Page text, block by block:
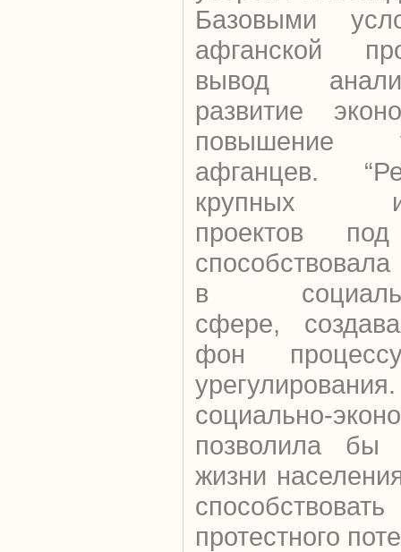
Базовыми
афганской
вывод
развитие
повышение
афганцев.
крупных
проектов
в
сфере,
фон
социально-
позволила бы
жизни
протестного